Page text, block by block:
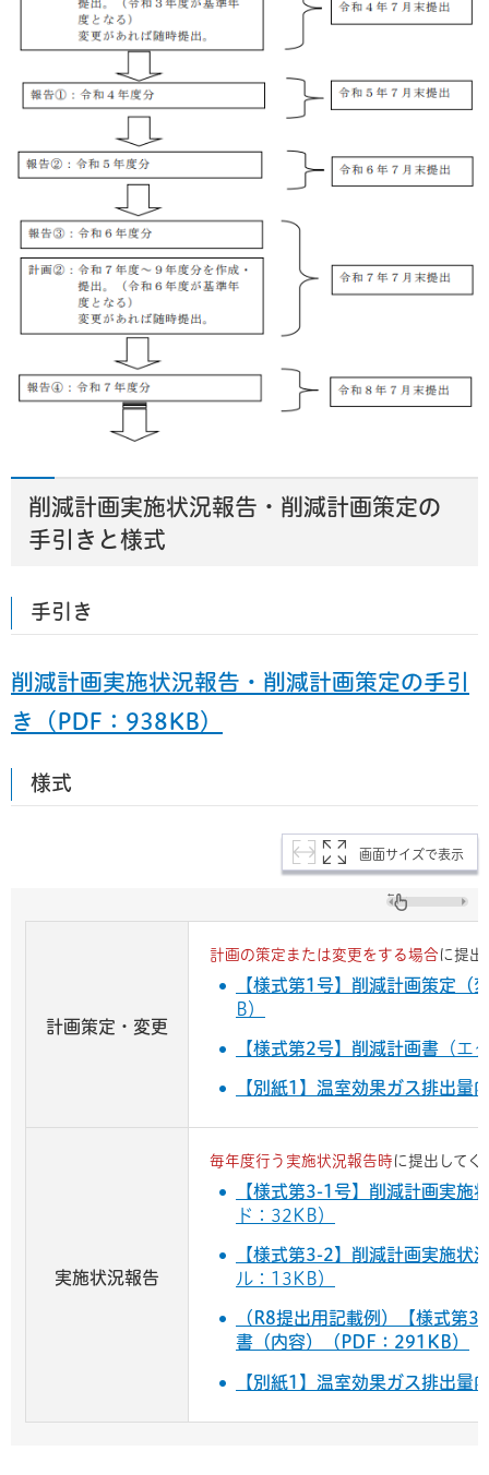
削減計画実施状況報告・削減計画策定の
手引きと様式
手引き
削減計画実施状況報告・削減計画策定の手引
き（PDF：938KB）
様式
画面サイズで表示
計画策定・変更
計画の策定または変更をする場合 に提出
【様式第1号】削減計画策定（
B）
【様式第2号】削減計画書 （エ
【別紙1】温室効果ガス排出量
実施状況報告
毎年度行う実施状況報告時 に提出してく
【様式第3-1号】削減計画実施
ド：32KB）
【様式第3-2】削減計画実施状
ル：13KB）
（R8提出用記載例）【様式第
書（内容）（PDF：291KB）
【別紙1】温室効果ガス排出量